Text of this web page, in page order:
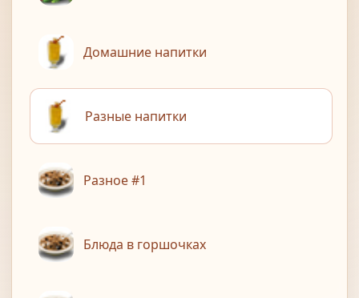
Домашние напитки
Разные напитки
Разное #1
Блюда в горшочках